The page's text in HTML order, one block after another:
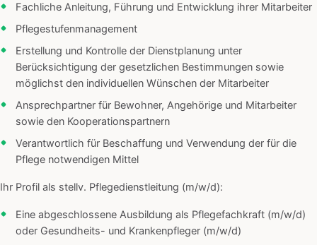
Fachliche Anleitung, Führung und Entwicklung ihrer Mitarbeiter
Pflegestufenmanagement
Erstellung und Kontrolle der Dienstplanung unter
Berücksichtigung der gesetzlichen Bestimmungen sowie
möglichst den individuellen Wünschen der Mitarbeiter
Ansprechpartner für Bewohner, Angehörige und Mitarbeiter
sowie den Kooperationspartnern
Verantwortlich für Beschaffung und Verwendung der für die
Pflege notwendigen Mittel
Ihr Profil als stellv. Pflegedienstleitung (m/w/d):
Eine abgeschlossene Ausbildung als Pflegefachkraft (m/w/d)
oder Gesundheits- und Krankenpfleger (m/w/d)